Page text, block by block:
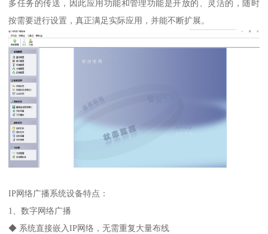
多任务的传送，因此应用功能和管理功能是开放的、灵活的，随时
按需要进行设置，真正满足实际应用，并能不断扩展。
IP网络广播系统设备特点：
1、数字网络广播
◆ 系统直接嵌入IP网络，无需重复大量布线